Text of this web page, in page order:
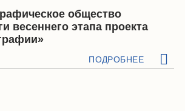
общество
весеннего этапа проекта
ПОДРОБНЕЕ